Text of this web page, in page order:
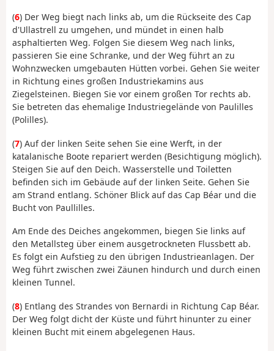
(6) Der Weg biegt nach links ab, um die Rückseite des Cap
d'Ullastrell zu umgehen, und mündet in einen halb
asphaltierten Weg. Folgen Sie diesem Weg nach links,
passieren Sie eine Schranke, und der Weg führt an zu
Wohnzwecken umgebauten Hütten vorbei. Gehen Sie weiter
in Richtung eines großen Industriekamins aus
Ziegelsteinen. Biegen Sie vor einem großen Tor rechts ab.
Sie betreten das ehemalige Industriegelände von Paulilles
(Polilles).
(7) Auf der linken Seite sehen Sie eine Werft, in der
katalanische Boote repariert werden (Besichtigung möglich).
Steigen Sie auf den Deich. Wasserstelle und Toiletten
befinden sich im Gebäude auf der linken Seite. Gehen Sie
am Strand entlang. Schöner Blick auf das Cap Béar und die
Bucht von Paullilles.
Am Ende des Deiches angekommen, biegen Sie links auf
den Metallsteg über einem ausgetrockneten Flussbett ab.
Es folgt ein Aufstieg zu den übrigen Industrieanlagen. Der
Weg führt zwischen zwei Zäunen hindurch und durch einen
kleinen Tunnel.
(8) Entlang des Strandes von Bernardi in Richtung Cap Béar.
Der Weg folgt dicht der Küste und führt hinunter zu einer
kleinen Bucht mit einem abgelegenen Haus.